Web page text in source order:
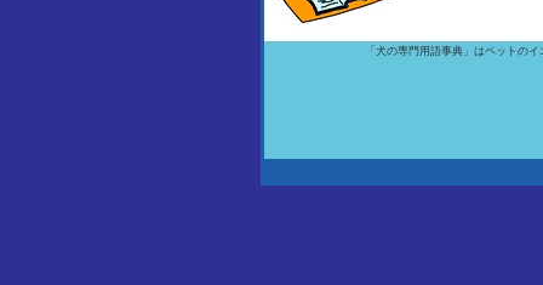
「犬の専門用語事典」はペットの